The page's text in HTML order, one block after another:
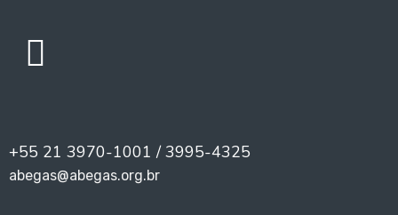
+55 21 3970-1001 / 3995-4325
abegas@abegas.org.br